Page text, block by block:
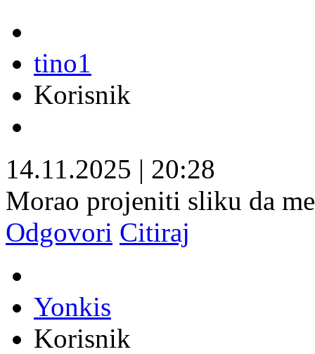
tino1
Korisnik
14.11.2025 | 20:28
Morao projeniti sliku da
Odgovori Citiraj
Yonkis
Korisnik